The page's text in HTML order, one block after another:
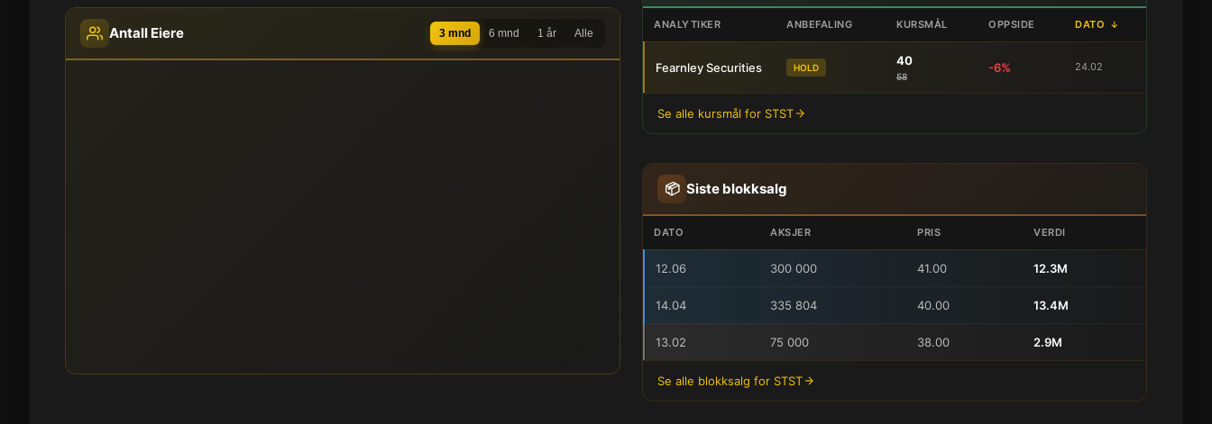
Antall Eiere 3 mnd 6 mnd 1 år Alle
ANALYTIKER ANBEFALING KURSMÅL OPPSIDE DATO ↓
Fearnley Securities HOLD 40
58
-6% 24.02
Se alle kursmål for STST
📦 Siste blokksalg
DATO AKSJER PRIS VERDI
12.06 300 000 41.00 12.3M
14.04 335 804 40.00 13.4M
13.02 75 000 38.00 2.9M
Se alle blokksalg for STST